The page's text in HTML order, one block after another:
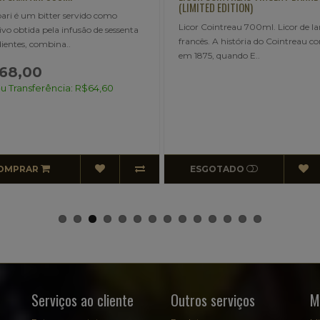
Cointreau 700ml. Licor de laranja
A história do Cointreau começou
ESGOTADO
PACK LICOR JAGERMEISTER
700ML+02 COPOS LONG
400ML) Jägermeister é
ervas, f..
ESGOTADO
Serviços ao cliente Outros serviços